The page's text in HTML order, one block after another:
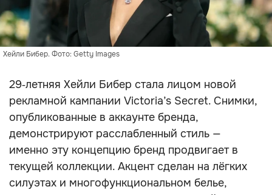
Хейли Бибер. Фото: Getty Images
29‑летняя Хейли Бибер стала лицом новой
рекламной кампании Victoria’s Secret. Снимки,
опубликованные в аккаунте бренда,
демонстрируют расслабленный стиль —
именно эту концепцию бренд продвигает в
текущей коллекции. Акцент сделан на лёгких
силуэтах и многофункциональном белье,